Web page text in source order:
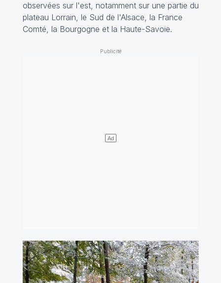
observées sur l'est, notamment sur une partie du
plateau Lorrain, le Sud de l'Alsace, la France
Comté, la Bourgogne et la Haute-Savoie.